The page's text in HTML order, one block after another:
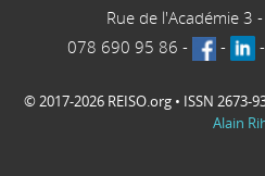
Rue de l'Académie 3 -
078 690 95 86 - - -
© 2017-2026 REISO.org • ISSN 2673-
Alain